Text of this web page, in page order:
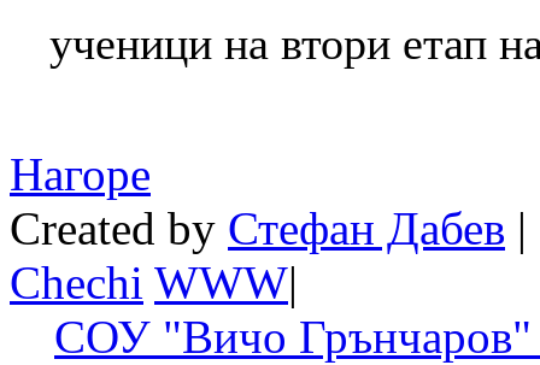
ученици на втори етап
Нагоре
Created by Стефан Дабев
Chechi WWW|
СОУ "Вичо Грънчаров"